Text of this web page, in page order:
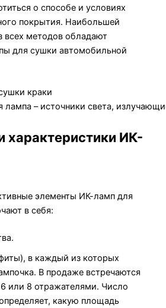
о способе и условиях
покрытия. Наибольшей
всех методов обладают
для сушки автомобильной
лампа – источники света,
характеристики ИК-
элементы ИК-ламп для
в себя:
в каждый из которых
В продаже встречаются
или 8 отражателями. Число
какую площадь